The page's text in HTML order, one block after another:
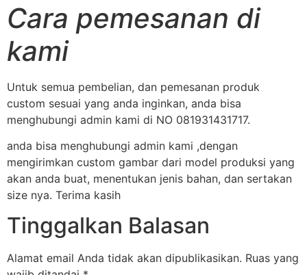
Cara pemesanan di
kami
Untuk semua pembelian, dan pemesanan produk
custom sesuai yang anda inginkan, anda bisa
menghubungi admin kami di NO 081931431717.
anda bisa menghubungi admin kami ,dengan
mengirimkan custom gambar dari model produksi yang
akan anda buat, menentukan jenis bahan, dan sertakan
size nya. Terima kasih
Tinggalkan Balasan
Alamat email Anda tidak akan dipublikasikan. Ruas yang